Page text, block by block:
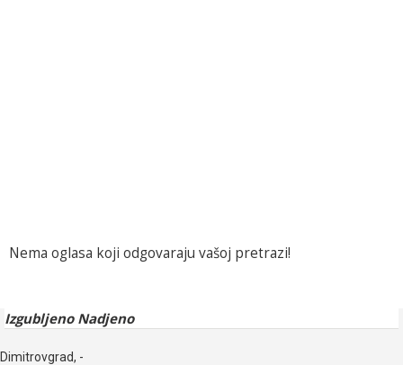
Nema oglasa koji odgovaraju vašoj pretrazi!
Izgubljeno Nadjeno
Dimitrovgrad, -